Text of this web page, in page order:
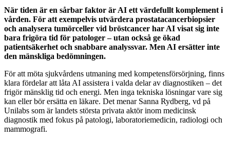
När tiden är en sårbar faktor är AI ett värdefullt komplement i
vården. För att exempelvis utvärdera prostatacancerbiopsier
och analysera tumörceller vid bröstcancer har AI visat sig inte
bara frigöra tid för patologer – utan också ge ökad
patientsäkerhet och snabbare analyssvar. Men AI ersätter inte
den mänskliga bedömningen.
För att möta sjukvårdens utmaning med kompetensförsörjning, finns
klara fördelar att låta AI assistera i valda delar av diagnostiken – det
frigör mänsklig tid och energi. Men inga tekniska lösningar vare sig
kan eller bör ersätta en läkare. Det menar Sanna Rydberg, vd på
Unilabs som är landets största privata aktör inom medicinsk
diagnostik med fokus på patologi, laboratoriemedicin, radiologi och
mammografi.